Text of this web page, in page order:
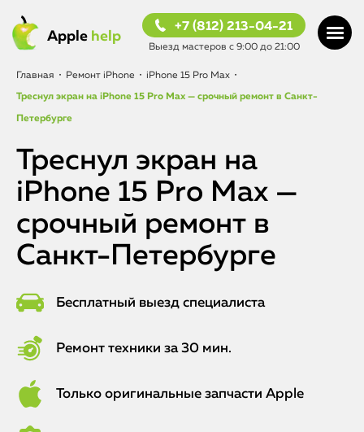
Apple help
+7 (812) 213-04-21
Выезд мастеров с 9:00 до 21:00
Главная • Ремонт iPhone • iPhone 15 Pro Max •
Треснул экран на iPhone 15 Pro Max — срочный ремонт в Санкт-
Петербурге
Треснул экран на
iPhone 15 Pro Max —
срочный ремонт в
Санкт-Петербурге
Бесплатный выезд специалиста
Ремонт техники за 30 мин.
Только оригинальные запчасти Apple